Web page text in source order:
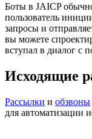
Боты в JAICP
пользователь
запросы и
вы можете
вступал в диалог с
Исходящие
Рассылки и обзвоны
для автоматизации